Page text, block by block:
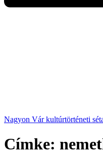
Nagyon Vár kultúrtörténeti
Címke: